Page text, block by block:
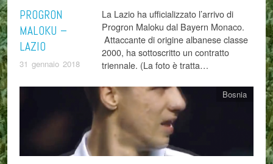
PROGRON
MALOKU –
LAZIO
31 gennaio 2018
La Lazio ha ufficializzato l’arrivo di
Progron Maloku dal Bayern Monaco.
Attaccante di origine albanese classe
2000, ha sottoscritto un contratto
triennale. (La foto è tratta…
Bosnia